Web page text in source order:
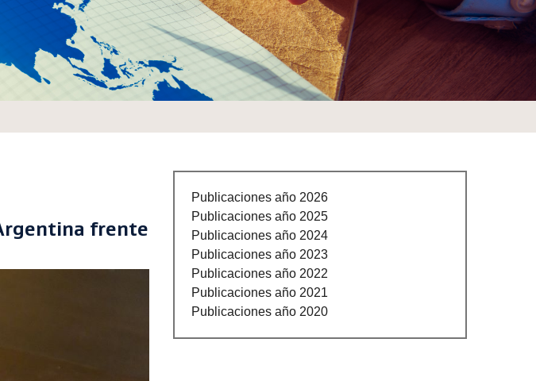
frente
Publicaciones año 2026
Publicaciones año 2025
Publicaciones año 2024
Publicaciones año 2023
Publicaciones año 2022
Publicaciones año 2021
Publicaciones año 2020